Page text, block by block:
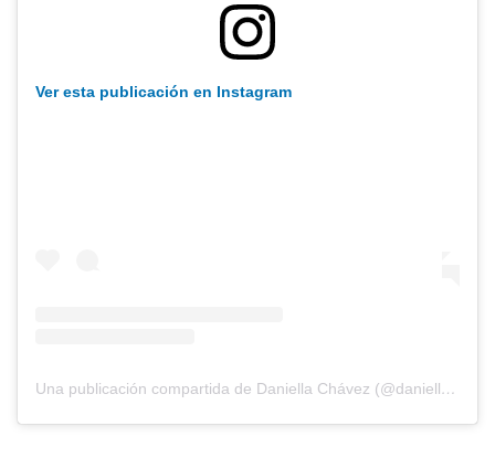
Ver esta publicación en Instagram
Una publicación compartida de Daniella Chávez (@daniellachavezofficial)